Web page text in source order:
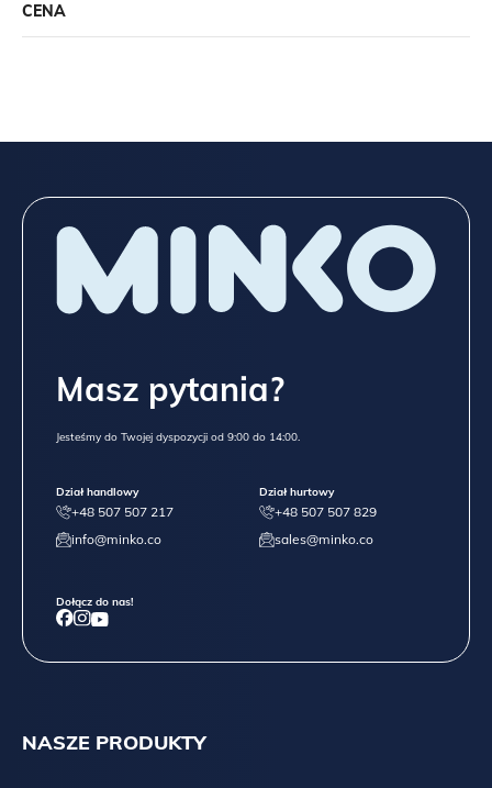
CENA
NASZE PRODUKTY
Masz pytania?
Jesteśmy do Twojej dyspozycji od 9:00 do 14:00.
Dział handlowy
+48 507 507 217
info@minko.co
Dział hurtowy
+48 507 507 829
sales@minko.co
Dołącz do nas!